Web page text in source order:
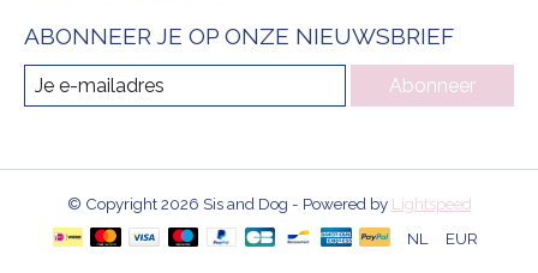
ABONNEER JE OP ONZE NIEUWSBRIEF
Abonneer
© Copyright 2026 Sis and Dog - Powered by Lightspeed
NL
EUR